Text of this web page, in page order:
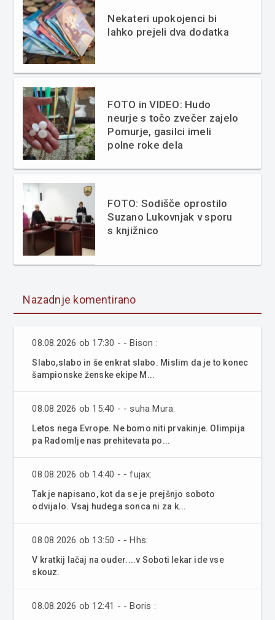
Nekateri upokojenci bi
lahko prejeli dva dodatka
FOTO in VIDEO: Hudo
neurje s točo zvečer zajelo
Pomurje, gasilci imeli
polne roke dela
FOTO: Sodišče oprostilo
Suzano Lukovnjak v sporu
s knjižnico
Nazadnje komentirano
08.08.2026 ob 17:30 - - Bison :
Slabo,slabo in še enkrat slabo. Mislim da je to konec
šampionske ženske ekipe M...
08.08.2026 ob 15:40 - - suha Mura:
Letos nega Evrope. Ne bomo niti prvakinje. Olimpija
pa Radomlje nas prehitevata po...
08.08.2026 ob 14:40 - - fujax:
Tak je napisano, kot da se je prejšnjo soboto
odvijalo. Vsaj hudega sonca ni za k...
08.08.2026 ob 13:50 - - Hhs:
V kratkij lačaj na ouder....v Soboti lekar ide vse
skouz.
08.08.2026 ob 12:41 - - Boris :